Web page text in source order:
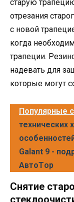
старую
отрезания
с новой
когда
трапеции.
надевать для
которые могут
Популярные
технических
Galant 9 -
AвтоТop
Снятие